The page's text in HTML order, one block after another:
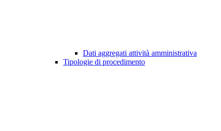
Dati aggregati attività amministrativa
Tipologie di procedimento